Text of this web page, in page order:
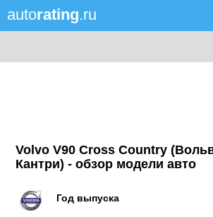
autorating.ru
Volvo V90 Cross Country
Кантри) - обзор модели авто
Год выпуска